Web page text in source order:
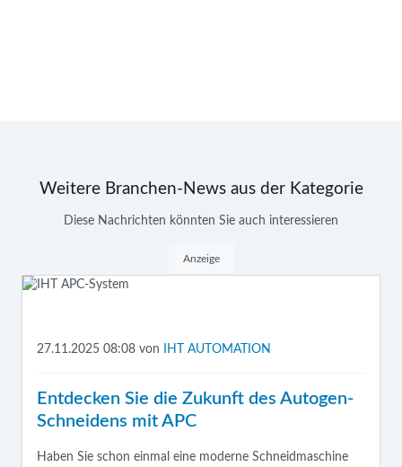
Weitere Branchen-News aus der Kategorie
Diese Nachrichten könnten Sie auch interessieren
Anzeige
27.11.2025 08:08 von IHT AUTOMATION
Entdecken Sie die Zukunft des Autogen-
Schneidens mit APC
Haben Sie schon einmal eine moderne Schneidmaschine